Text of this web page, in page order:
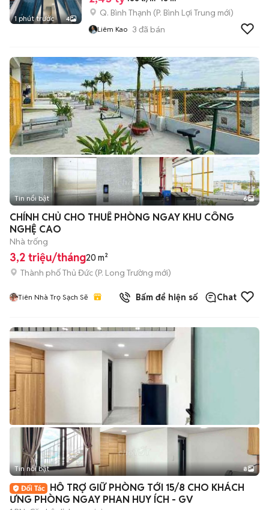
1 phút trước 4
Q. Bình Thạnh (P. Bình Lợi Trung mới)
Liêm Kao 3 đã bán
+2
Tin nổi bật 6
CHÍNH CHỦ CHO THUÊ PHÒNG NGAY KHU CÔNG
NGHỆ CAO
Nhà trống
3,2 triệu/tháng20 m²
Thành phố Thủ Đức (P. Long Trường mới)
Tiên Nhà Trọ Sạch Sẽ Bấm để hiện số Chat
+2
Tin nổi bật 8
HỖ TRỢ GIỮ PHÒNG TỚI 15/8 CHO KHÁCH
ƯNG PHÒNG NGAY PHAN HUY ÍCH - GV